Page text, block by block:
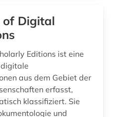
englisches sprachgebiet (1)
Digital
Editions ist eine
aus dem Gebiet der
erfasst,
klassifiziert. Sie
und